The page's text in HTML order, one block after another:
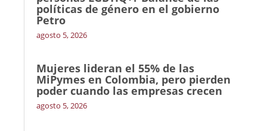
políticas de género en el gobierno
Petro
agosto 5, 2026
Mujeres lideran el 55% de las
MiPymes en Colombia, pero pierden
poder cuando las empresas crecen
agosto 5, 2026